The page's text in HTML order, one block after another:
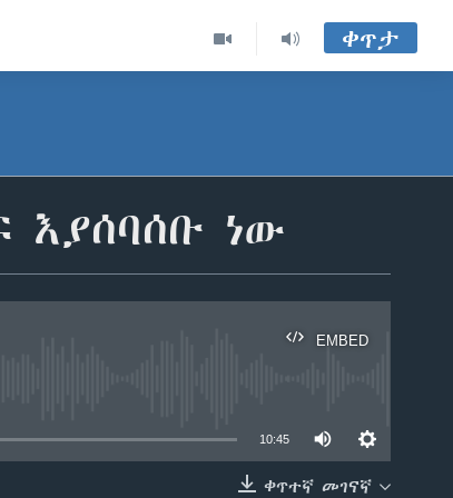
ቀጥታ
ነው
EMBED
10:45
ቀጥተኛ መገናኛ